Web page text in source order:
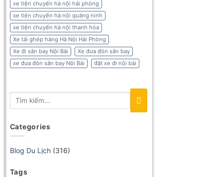
xe tiện chuyến hà nội hải phòng
xe tiện chuyến hà nội quảng ninh
xe tiện chuyến hà nội thanh hóa
Xe tải ghép hàng Hà Nội Hải Phòng
Xe đi sân bay Nội Bài
Xe đưa đón sân bay
xe đưa đón sân bay Nội Bài
đặt xe đi nội bài
Categories
Blog Du Lịch(316)
Tags